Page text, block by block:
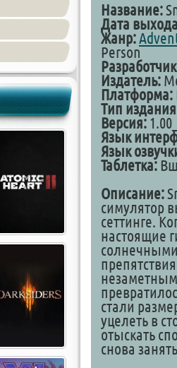
Название:
Дата
Жанр:
Person
Издатель:
Платформа:
Тип
Версия:
Язык
Язык
Таблетка:
Описание:
симулятор
сеттинге.
настоящие
стали
уцелеть в
отыскать
снова